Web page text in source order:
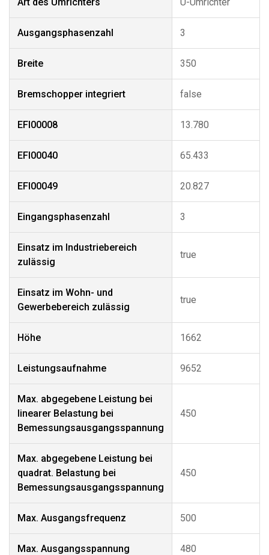
Ausgangsphasenzahl 3
Breite 350
Bremschopper integriert false
EFI00008 13.780
EFI00040 65.433
EFI00049 20.827
Eingangsphasenzahl 3
Einsatz im Industriebereich
zulässig
true
Einsatz im Wohn- und
Gewerbebereich zulässig
true
Höhe 1662
Leistungsaufnahme 9652
Max. abgegebene Leistung bei
linearer Belastung bei
Bemessungsausgangsspannung
450
Max. abgegebene Leistung bei
quadrat. Belastung bei
Bemessungsausgangsspannung
450
Max. Ausgangsfrequenz 500
Max. Ausgangsspannung 480